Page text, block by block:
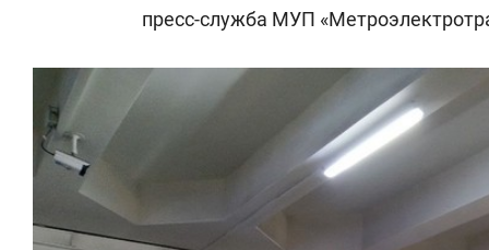
пресс-служба МУП
Рекомендуем
Опыт выживания в дикой
с ментальным и физическим
состоянием как основа
антихрупких команд
и